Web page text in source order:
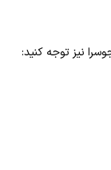
نیز توجه کنید: